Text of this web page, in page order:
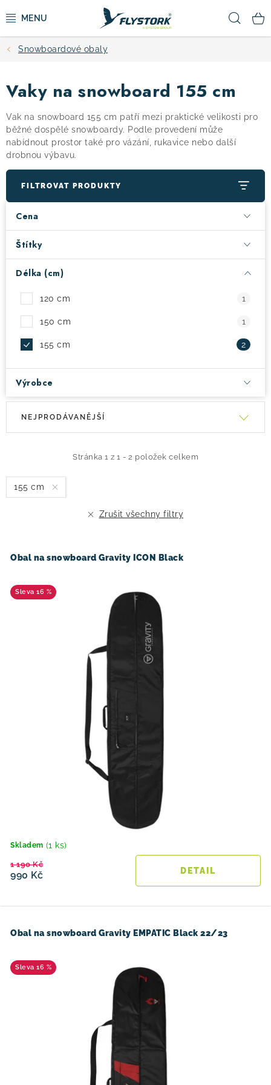
na
CYKLISTIKA
ZIMNÍ SPORTY
KOLOBĚŽKY
OBLEČENÍ A BOTY
DOPLŇKY
VÝPRODEJ
! Akce ! Obchodní podmínky
Moje objednávka
Snowboardové obaly
Vaky na snowboard 155 cm
Vak na snowboard 155 cm patří mezi praktické velikosti pro
běžné dospělé snowboardy. Podle provedení může
nabídnout prostor také pro vázání, rukavice nebo další
drobnou výbavu.
FILTROVAT PRODUKTY
Cena
Štítky
Délka (cm)
120 cm 1
150 cm 1
155 cm 2
Výrobce
V
s
p
u
t
Stránka 1 z 1 - 2 položek celkem
Ř
n
í
d
k
NEJPRODÁVANĚJŠÍ
155 cm
Zrušit všechny filtry
Obal na snowboard Gravity ICON Black
16 %
Skladem (1 ks)
990 Kč
1 190 Kč
Obal na snowboard Gravity EMPATIC Black 22/23
16 %